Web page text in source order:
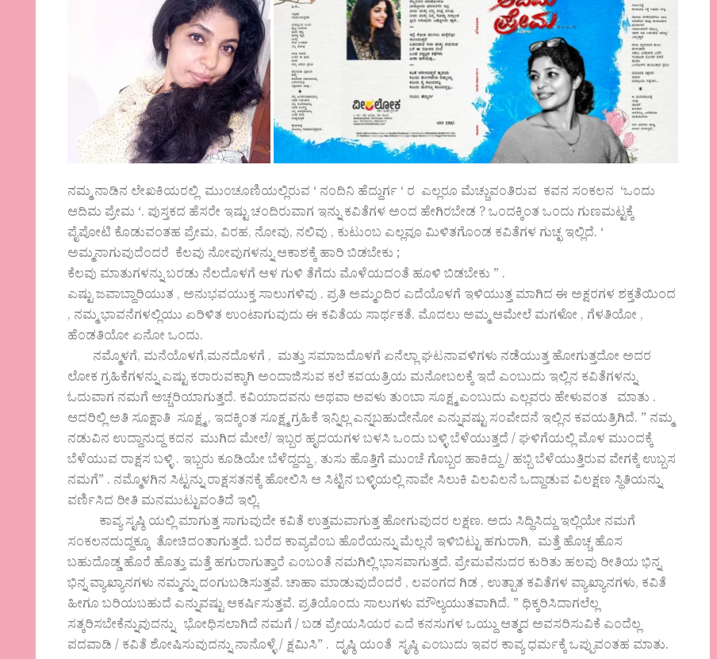
ನಮ್ಮ ನಾಡಿನ ಲೇಖಕಿಯರಲ್ಲಿ ಮುಂಚೂಣಿಯಲ್ಲಿರುವ ‘ ನಂದಿನಿ ಹೆದ್ದುರ್ಗ ‘ ರ ಎಲ್ಲರೂ ಮೆಚ್ಚುವಂತಿರುವ ಕವನ ಸಂಕಲನ ‘ಒಂದು
ಆದಿಮ ಪ್ರೇಮ ‘. ಪುಸ್ತಕದ ಹೆಸರೇ ಇಷ್ಟು ಚಂದಿರುವಾಗ ಇನ್ನು ಕವಿತೆಗಳ ಅಂದ ಹೇಗಿರಬೇಡ ? ಒಂದಕ್ಕಿಂತ ಒಂದು ಗುಣಮಟ್ಟಕ್ಕೆ
ಪೈಪೋಟಿ ಕೊಡುವಂತಹ ಪ್ರೇಮ, ವಿರಹ, ನೋವು, ನಲಿವು , ಕುಟುಂಬ ಎಲ್ಲವೂ ಮಿಳಿತಗೊಂಡ ಕವಿತೆಗಳ ಗುಚ್ಛ ಇಲ್ಲಿದೆ. ‘
ಅಮ್ಮನಾಗುವುದೆಂದರೆ ಕೆಲವು ನೋವುಗಳನ್ನು ಆಕಾಶಕ್ಕೆ ಹಾರಿ ಬಿಡಬೇಕು ;
ಕೆಲವು ಮಾತುಗಳನ್ನು ಬರಡು ನೆಲದೊಳಗೆ ಆಳ ಗುಳಿ ತೆಗೆದು ಮೊಳೆಯದಂತೆ ಹೂಳಿ ಬಿಡಬೇಕು ” .
ಎಷ್ಟು ಜವಾಬ್ದಾರಿಯುತ , ಅನುಭವಯುಕ್ತ ಸಾಲುಗಳಿವು . ಪ್ರತಿ ಅಮ್ಮಂದಿರ ಎದೆಯೊಳಗೆ ಇಳಿಯುತ್ತ ಮಾಗಿದ ಈ ಅಕ್ಷರಗಳ ಶಕ್ತತೆಯಿಂದ
, ನಮ್ಮ ಭಾವನೆಗಳಲ್ಲಿಯು ಏರಿಳಿತ ಉಂಟಾಗುವುದು ಈ ಕವಿತೆಯ ಸಾರ್ಥಕತೆ. ಮೊದಲು ಅಮ್ಮ ಆಮೇಲೆ ಮಗಳೋ , ಗೆಳತಿಯೋ ,
ಹೆಂಡತಿಯೋ ಏನೋ ಒಂದು.
ನಮ್ಮೊಳಗೆ, ಮನೆಯೊಳಗೆ,ಮನದೊಳಗೆ , ಮತ್ತು ಸಮಾಜದೊಳಗೆ ಏನೆಲ್ಲಾ ಘಟನಾವಳಿಗಳು ನಡೆಯುತ್ತ ಹೋಗುತ್ತದೋ ಅದರ
ಲೋಕ ಗ್ರಹಿಕೆಗಳನ್ನು ಎಷ್ಟು ಕರಾರುವಕ್ಕಾಗಿ ಅಂದಾಜಿಸುವ ಕಲೆ ಕವಯತ್ರಿಯ ಮನೋಬಲಕ್ಕೆ ಇದೆ ಎಂಬುದು ಇಲ್ಲಿನ ಕವಿತೆಗಳನ್ನು
ಓದುವಾಗ ನಮಗೆ ಅಚ್ಚರಿಯಾಗುತ್ತದೆ. ಕವಿಯಾದವನು ಅಥವಾ ಅವಳು ತುಂಬಾ ಸೂಕ್ಷ್ಮ ಎಂಬುದು ಎಲ್ಲವರು ಹೇಳುವಂತ ಮಾತು .
ಆದರಿಲ್ಲಿ ಅತಿ ಸೂಕ್ಷಾತಿ ಸೂಕ್ಷ್ಮ , ಇದಕ್ಕಿಂತ ಸೂಕ್ಷ್ಮ ಗ್ರಹಿಕೆ ಇನ್ನಿಲ್ಲ ಎನ್ನಬಹುದೇನೋ ಎನ್ನುವಷ್ಟು ಸಂವೇದನೆ ಇಲ್ಲಿನ ಕವಯತ್ರಿಗಿದೆ. ” ನಮ್ಮ
ನಡುವಿನ ಉದ್ದಾನುದ್ದ ಕದನ ಮುಗಿದ ಮೇಲೆ/ ಇಬ್ಬರ ಹೃದಯಗಳ ಬಳಸಿ ಒಂದು ಬಳ್ಳಿ ಬೆಳೆಯುತ್ತದೆ / ಘಳಿಗೆಯಲ್ಲಿ ಮೊಳ ಮುಂದಕ್ಕೆ
ಬೆಳೆಯುವ ರಾಕ್ಷಸ ಬಳ್ಳಿ . ಇಬ್ಬರು ಕೂಡಿಯೇ ಬೆಳೆದ್ದದ್ದು , ತುಸು ಹೊತ್ತಿಗೆ ಮುಂಚೆ ಗೊಬ್ಬರ ಹಾಕಿದ್ದು / ಹಬ್ಬಿ ಬೆಳೆಯುತ್ತಿರುವ ವೇಗಕ್ಕೆ ಉಬ್ಬಸ
ನಮಗೆ” . ನಮ್ಮೊಳಗಿನ ಸಿಟ್ಟನ್ನು ರಾಕ್ಷಸತನಕ್ಕೆ ಹೋಲಿಸಿ ಆ ಸಿಟ್ಟಿನ ಬಳ್ಳಿಯಲ್ಲಿ ನಾವೇ ಸಿಲುಕಿ ವಿಲವಿಲನೆ ಒದ್ದಾಡುವ ವಿಲಕ್ಷಣ ಸ್ಥಿತಿಯನ್ನು
ವರ್ಣಿಸಿದ ರೀತಿ ಮನಮುಟ್ಟುವಂತಿದೆ ಇಲ್ಲಿ.
ಕಾವ್ಯ ಸೃಷ್ಠಿ ಯಲ್ಲಿ ಮಾಗುತ್ತ ಸಾಗುವುದೇ ಕವಿತೆ ಉತ್ತಮವಾಗುತ್ತ ಹೋಗುವುದರ ಲಕ್ಷಣ. ಅದು ಸಿದ್ಧಿಸಿದ್ದು ಇಲ್ಲಿಯೇ ನಮಗೆ
ಸಂಕಲನದುದ್ದಕ್ಕೂ ತೋಚಿದಂತಾಗುತ್ತದೆ. ಬರೆದ ಕಾವ್ಯವೆಂಬ ಹೊರೆಯನ್ನು ಮೆಲ್ಲನೆ ಇಳಿಬಿಟ್ಟು ಹಗುರಾಗಿ, ಮತ್ತೆ ಹೊಚ್ಚ ಹೊಸ
ಬಹುದೊಡ್ಡ ಹೊರೆ ಹೊತ್ತು ಮತ್ತೆ ಹಗುರಾಗುತ್ತಾರೆ ಎಂಬಂತೆ ನಮಗಿಲ್ಲಿ ಭಾಸವಾಗುತ್ತದೆ. ಪ್ರೇಮವೆನುದರ ಕುರಿತು ಹಲವು ರೀತಿಯ ಭಿನ್ನ
ಭಿನ್ನ ವ್ಯಾಖ್ಯಾನಗಳು ನಮ್ಮನ್ನು ದಂಗುಬಡಿಸುತ್ತವೆ. ಚಾಹಾ ಮಾಡುವುದೆಂದರೆ , ಲವಂಗದ ಗಿಡ , ಉತ್ಪಾತ ಕವಿತೆಗಳ ವ್ಯಾಖ್ಯಾನಗಳು, ಕವಿತೆ
ಹೀಗೂ ಬರಿಯಬಹುದೆ ಎನ್ನುವಷ್ಟು ಆಕರ್ಷಿಸುತ್ತವೆ. ಪ್ರತಿಯೊಂದು ಸಾಲುಗಳು ಮೌಲ್ಯಯುತವಾಗಿದೆ. ” ಧಿಕ್ಕರಿಸಿದಾಗಲೆಲ್ಲ
ಸತ್ಕರಿಸಬೇಕೆನ್ನುವುದನ್ನು ಭೋಧಿಸಲಾಗಿದೆ ನಮಗೆ / ಬಡ ಪ್ರೇಯಸಿಯರ ಎದೆ ಕನಸುಗಳ ಒಯ್ದು ಆತ್ಮದ ಅವಸರಿಸುವಿಕೆ ಎಂದೆಲ್ಲ
ಪದವಾಡಿ / ಕವಿತೆ ಶೋಷಿಸುವುದನ್ನು ನಾನೊಳ್ಳೆ / ಕ್ಷಮಿಸಿ” . ದೃಷ್ಠಿ ಯಂತೆ ಸೃಷ್ಠಿ ಎಂಬುದು ಇವರ ಕಾವ್ಯ ಧರ್ಮಕ್ಕೆ ಒಪ್ಪುವಂತಹ ಮಾತು.